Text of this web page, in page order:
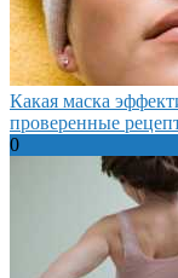
Какая маска
проверенные
0